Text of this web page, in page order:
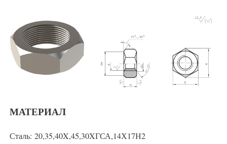
МАТЕРИАЛ
Сталь: 20,35,40X,45,30XГСА,14Х17Н2